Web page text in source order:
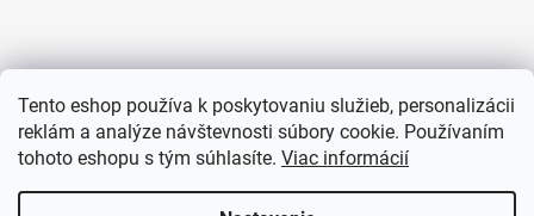
Tento eshop používa k poskytovaniu služieb, personalizácii
reklám a analýze návštevnosti súbory cookie. Používaním
tohoto eshopu s tým súhlasíte. Viac informácií
Instagram